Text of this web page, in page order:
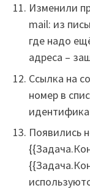
Изменили
mail: из
где надо
адреса –
Ссылка на
номер в
Появились